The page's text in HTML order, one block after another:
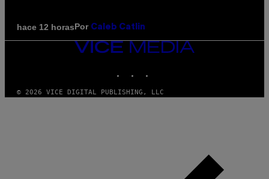
hace 12 horasPor Caleb Catlin
VICE
© 2026 VICE DIGITAL PUBLISHING, LLC